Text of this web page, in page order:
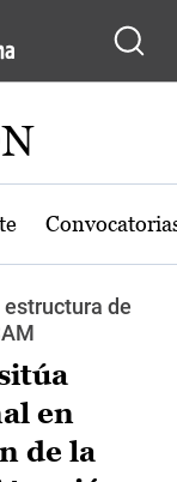
de
en
de la